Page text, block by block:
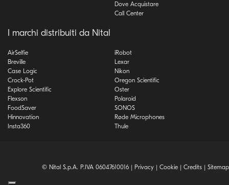
Dove Acquistare
Call Center
I marchi distribuiti da Nital
AirSelfie
Breville
Case Logic
Crock-Pot
Explore Scientific
Flexson
FoodSaver
Hinnovation
Insta360
iRobot
Lexar
Nikon
Oregon Scientific
Oster
Polaroid
SONOS
Røde Microphones
Thule
© Nital S.p.A. P.IVA 06047610016 | Privacy | Cookie | Credits | Sitemap